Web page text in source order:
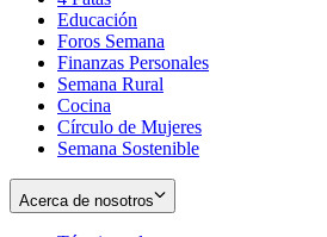
window
new
window
Educación
Foros Semana
Finanzas Personales
Semana Rural
Cocina
Círculo de Mujeres
Semana Sostenible
Acerca de nosotros